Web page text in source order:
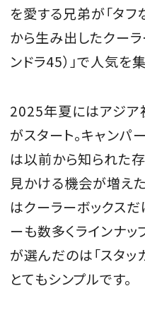
を愛する兄弟が「タフ
から生み出したクー
ンドラ45）」で人気を
2025年夏にはアジア
がスタート。キャンパ
は以前から知られた
見かける機会が増え
はクーラーボックス
ーも数多くラインナッ
が選んだのは「スタッ
とてもシンプルです。